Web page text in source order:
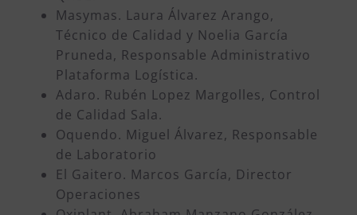
Masymas. Laura Álvarez Arango,
Técnico de Calidad y Noelia García
Pruneda, Responsable Administrativo
Plataforma Logística.
Adaro. Rubén Lopez Margolles, Control
de Calidad Sala.
Oquendo. Miguel Álvarez, Responsable
de Laboratorio
El Gaitero. Marcos García, Director
Operaciones